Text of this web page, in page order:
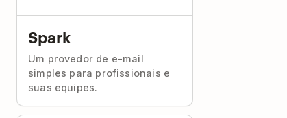
Spark
Um provedor de e-mail
simples para profissionais e
suas equipes.